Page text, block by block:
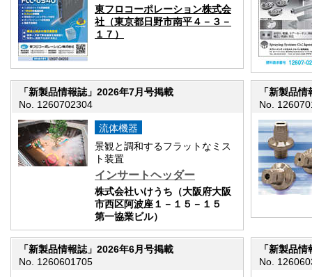
東フロコーポレーション株式会
社（東京都日野市南平４－３－
１７）
「新製品情報誌」2026年7月号掲載
No. 1260702304
流体機器
景観と調和するフラットなミス
ト装置
インサートヘッダー
株式会社いけうち（大阪府大阪
市西区阿波座１－１５－１５
第一協業ビル）
「新製品
No.
「新製品情報誌」2026年6月号掲載
No. 1260601705
「新製品
No.